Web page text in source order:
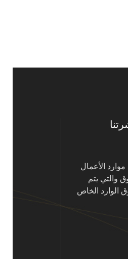
الأعمال
والتي يتم
الوارد الخاص